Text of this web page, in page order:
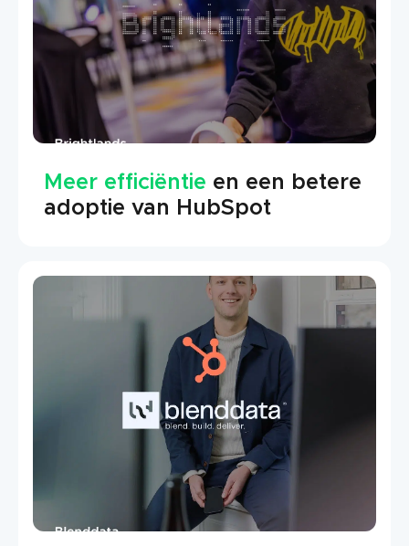
Meer efficiëntie en een betere
adoptie van HubSpot